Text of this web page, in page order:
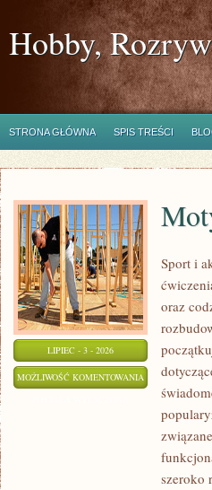
Hobby,
STRONA GŁÓWNA SPIS TREŚCI
LIPIEC - 3 - 2026
MOŻLIWOŚĆ KOMENTOWANIA MOTYWACJA
PSYCHOLOGIA
SPORTU
Sport i
oraz
szeroko